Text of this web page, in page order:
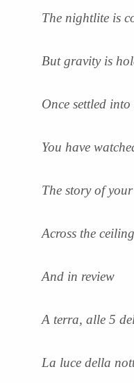
The nightlite is
But gravity is
Once settled into
You have
The story of
Across the ceiling
And in review
A terra, alle 5
La luce della